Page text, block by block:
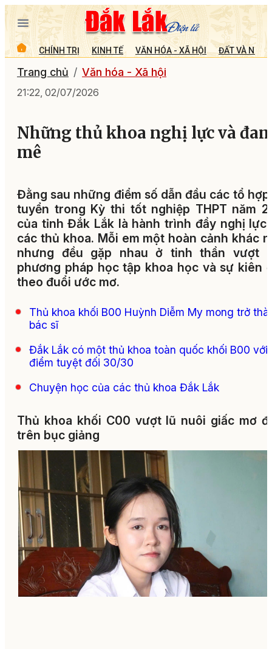
CHÍNH TRỊ KINH TẾ VĂN HÓA - XÃ HỘI ĐẤT VÀ
Trang chủ Văn hóa - Xã hội
21:22, 02/07/2026
Những thủ khoa nghị lực và
mê
Đằng sau những điểm số dẫn đầu các tổ
tuyển trong Kỳ thi tốt nghiệp THPT năm
của tỉnh Đắk Lắk là hành trình đầy nghị lực
các thủ khoa. Mỗi em một hoàn cảnh khác
nhưng đều gặp nhau ở tinh thần vượt
phương pháp học tập khoa học và sự kiên
theo đuổi ước mơ.
Thủ khoa khối B00 Huỳnh Diễm My mong trở
bác sĩ
Đắk Lắk có một thủ khoa toàn quốc khối B00 với
điểm tuyệt đối 30/30
Chuyện học của các thủ khoa Đắk Lắk
Thủ khoa khối C00 vượt lũ nuôi giấc mơ
trên bục giảng